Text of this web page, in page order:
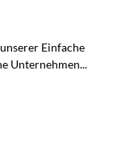
Einfache
Unternehmen...